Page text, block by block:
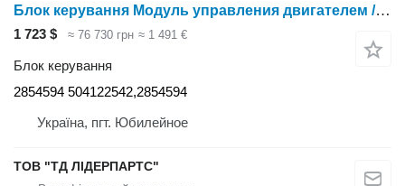
Блок керування Модуль управления двигателем / Engine Control Module 2854594 до трактора колісного Case IH
1 723 $ ≈ 76 730 грн ≈ 1 491 €
Блок керування
2854594 504122542,2854594
Україна, пгт. Юбилейное
ТОВ "ТД ЛІДЕРПАРТС"